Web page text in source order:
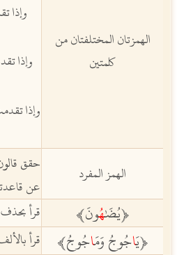
الهمزتان المختلفتان من
كلمتين
وإذا
وإذا
وإذا
الهمز المفرد حقق
عن
ﵳيُضَٰهُونَﵲ قرأ بحذف
ﵳيَاجُوجُ وَمَاجُوجُﵲ قرأ